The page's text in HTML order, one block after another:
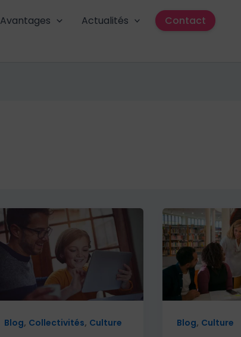
Avantages Actualités
Contact
Blog, Collectivités, Culture Blog, Culture